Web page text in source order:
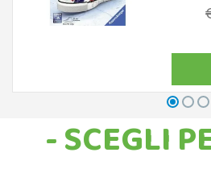
- SCEGLI